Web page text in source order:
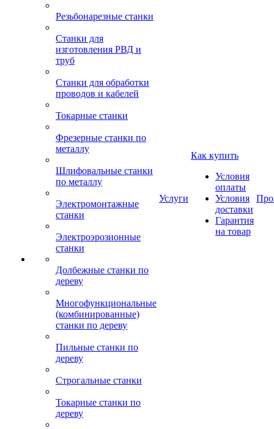
Резьбонарезные станки
Станки для
изготовления РВД и
труб
Станки для обработки
проводов и кабелей
Токарные станки
Фрезерные станки по
металлу
Шлифовальные станки
по металлу
Электромонтажные
станки
Электроэрозионные
станки
Долбежные станки по
дереву
Многофункциональные
(комбинированные)
станки по дереву
Пильные станки по
дереву
Строгальные станки
Токарные станки по
дереву
Услуги
Как купить
Условия
оплаты
Условия
доставки
Гарантия
на товар